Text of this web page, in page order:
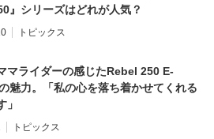
』シリーズはどれが人気？
トピックス
マライダーの感じたRebel 250 E-
魅力。「私の心を落ち着かせてくれる
」
トピックス